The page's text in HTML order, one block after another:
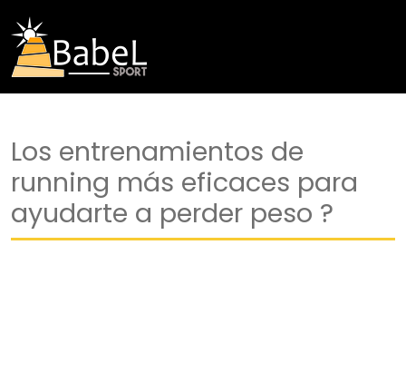
Los entrenamientos de
running más eficaces para
ayudarte a perder peso ?